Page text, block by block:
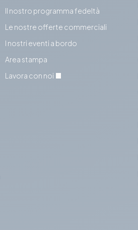
Il nostro programma fedeltà
Le nostre offerte commerciali
I nostri eventi a bordo
Area stampa
Lavora con noi